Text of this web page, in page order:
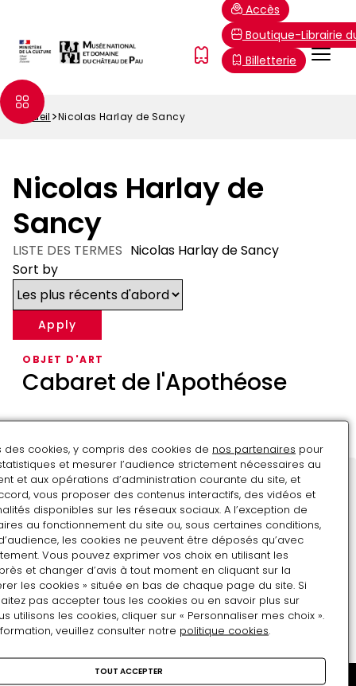
contenu
principal
Menu
FR
Accès
Boutique-Librairie
Billetterie
Fil
Accueil Nicolas Harlay de Sancy
Nicolas Harlay de
Sancy
LISTE DES TERMES Nicolas Harlay de Sancy
Sort by
Cabaret de l'Apothéose
OBJET D'ART
Cabaret
l'Apothéose
Restons en contact
Inscrivez-vous !
Adresse e-mail
Format attendu : nom@domaine.fr
des cookies, y compris des cookies de nos partenaires pour
et mesurer l’audience strictement nécessaires au
et aux opérations d’administration courante du site, et
vous proposer des contenus interactifs, des vidéos et
disponibles sur les réseaux sociaux. A l’exception de
au fonctionnement du site ou, sous certaines conditions,
les cookies ne peuvent être déposés qu’avec
Vous pouvez exprimer vos choix en utilisant les
et changer d’avis à tout moment en cliquant sur la
les cookies » située en bas de chaque page du site. Si
pas accepter tous les cookies ou en savoir plus sur
utilisons les cookies, cliquer sur « Personnaliser mes choix ».
veuillez consulter notre politique cookies.
TOUT ACCEPTER